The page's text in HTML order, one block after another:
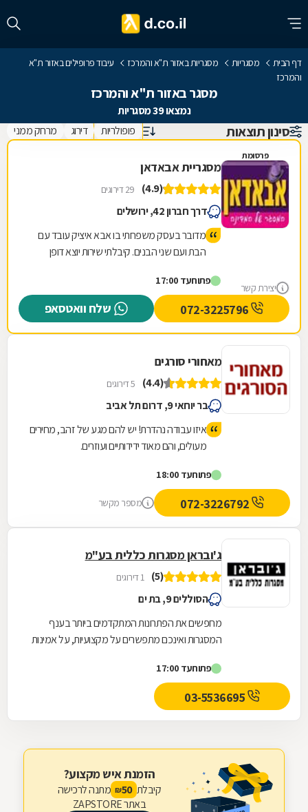
דף הבית מסגריות מסגריות באזור ת"א והמרכז
עיבוד פרופילים באזור ת"א
והמרכז
מסגר באזור ת"א והמרכז
נמצאו 39 מסגריות
סינון תוצאות פופולריות דירוג מרחק ממני
פרסומת
יצירת קשר
מסגריית אבאדאן
(4.9) 29 דירוגים
דרך חברון 42, ירושלים
מדובר בעסק משפחתי בו אבא איציק עובד עם
הבת ועם שני הבנים. קיבלתי שירות יוצא דופן
תוך חצי שעה מוצר שביקשתי וזאת ממש בזול.
טיב המוצר מעולה. כמו כן ביקרתי בחנות שלהם
עם מבחר ענק של רהיטי גן ועוד המון דברים
חיוניים. החנות נמצצת ברחוב הרכב 46.
פתוחעד 17:00
שלח וואטסאפ
מאחורי סורגים
(4.4) 5 דירוגים
בר יוחאי 9, דרום תל אביב
איזו עבודה נהדרת! יש להם מגע של זהב, מחירים
מעולים, והם מאוד ידידותיים ועוזרים.
פתוחעד 18:00
מספר מקשר
ג'ובראן מסגרות כללית בע"מ
(5) 1 דירוגים
הסוללים 9, בת ים
מחפשים את הפתרונות המתקדמים ביותר בענף
המסגרות ואינכם מתפשרים על מקצועיות, על אמינות
בע"מ...
פתוחעד 17:00
הזמנת איש מקצוע?
קיבלת 50
₪ מתנה לרכישה
באתר ZAPSTORE